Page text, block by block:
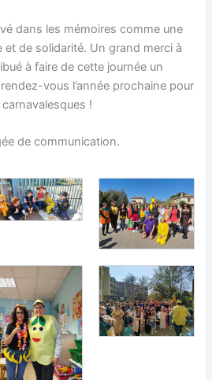
dans les mémoires comme une
et de solidarité. Un grand merci à
à faire de cette journée un
vous l’année prochaine pour
!
de communication.